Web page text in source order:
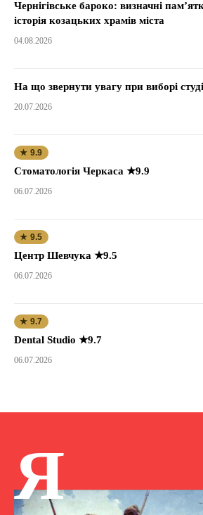
Чернігівське бароко: визначні
історія козацьких храмів міста
04.08.2026
На що звернути увагу при виборі
20.07.2026
★ 9.9
Стоматологія Черкаса ★9.9
06.07.2026
★ 9.5
Центр Шевчука ★9.5
06.07.2026
★ 9.7
Dental Studio ★9.7
06.07.2026
Я